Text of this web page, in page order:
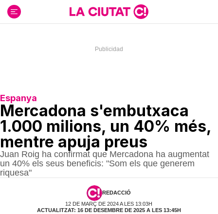
contenido
Espanya
Mercadona s'embutxaca
1.000 milions, un 40% més,
mentre apuja preus
Juan Roig ha confirmat que Mercadona ha augmentat
un 40% els seus beneficis: "Som els que generem
riquesa"
REDACCIÓ
12 DE MARÇ DE 2024 A LES 13:03H
ACTUALITZAT: 16 DE DESEMBRE DE 2025 A LES 13:45H